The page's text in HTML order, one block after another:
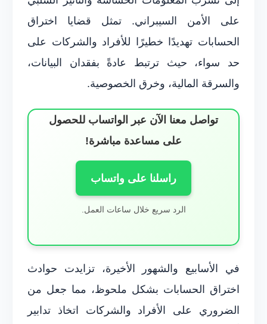
على الأمن السيبراني. تمثل قضايا اختراق
الحسابات تهديدًا خطيرًا للأفراد والشركات على
حد سواء، حيث ترتبط عادةً بفقدان البيانات،
والسرقة المالية، وخرق الخصوصية.
تواصل معنا الآن عبر الواتساب للحصول
على مساعدة مباشرة!
راسلنا على واتساب
الرد سريع خلال ساعات العمل.
في الأسابيع والشهور الأخيرة، تزايدت حوادث
اختراق الحسابات بشكل ملحوظ، مما جعل من
الضروري على الأفراد والشركات اتخاذ تدابير